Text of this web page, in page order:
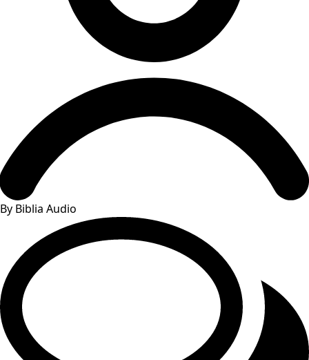
By Biblia Audio